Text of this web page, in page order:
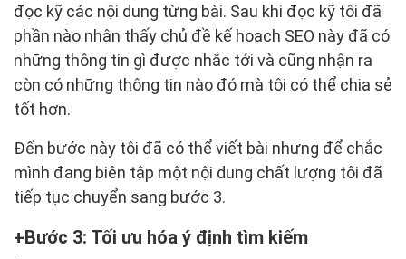
đọc kỹ các nội dung từng bài. Sau khi đọc kỹ tôi đã
phần nào nhận thấy chủ đề kế hoạch SEO này đã có
những thông tin gì được nhắc tới và cũng nhận ra
còn có những thông tin nào đó mà tôi có thể chia sẻ
tốt hơn.
Đến bước này tôi đã có thể viết bài nhưng để chắc
mình đang biên tập một nội dung chất lượng tôi đã
tiếp tục chuyển sang bước 3.
Bước 3: Tối ưu hóa ý định tìm kiếm